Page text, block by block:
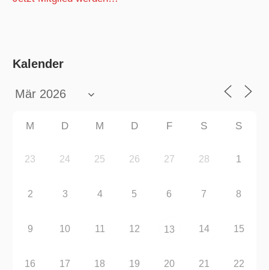
Kalender
M D M D F S S
23 24 25 26 27 28 1
2 3 4 5 6 7 8
9 10 11 12 13 14 15
16 17 18 19 20 21 22